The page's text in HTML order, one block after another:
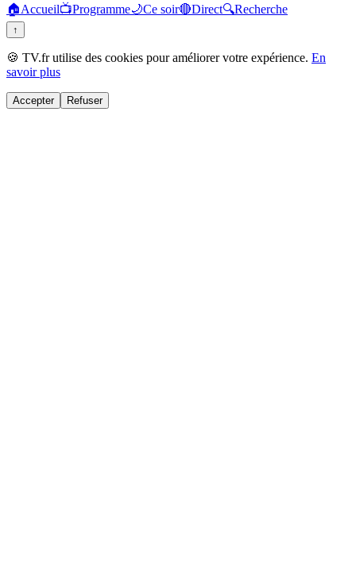
🏠Accueil📺Programme🌙Ce soir🔴Direct🔍Recherche
↑
🍪 TV.fr utilise des cookies pour améliorer votre expérience. En
savoir plus
Accepter Refuser